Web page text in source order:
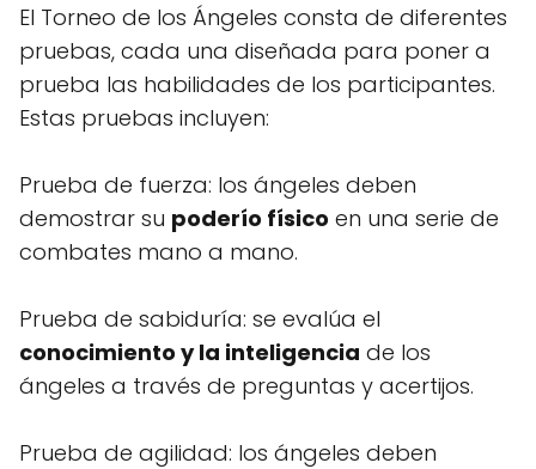
El Torneo de los Ángeles consta de diferentes
pruebas, cada una diseñada para poner a
prueba las habilidades de los participantes.
Estas pruebas incluyen:
Prueba de fuerza: los ángeles deben
demostrar su poderío físico en una serie de
combates mano a mano.
Prueba de sabiduría: se evalúa el
conocimiento y la inteligencia de los
ángeles a través de preguntas y acertijos.
Prueba de agilidad: los ángeles deben